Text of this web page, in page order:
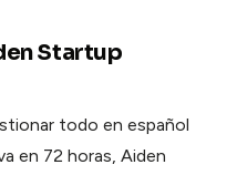
Startup
todo en español
en 72 horas, Aiden